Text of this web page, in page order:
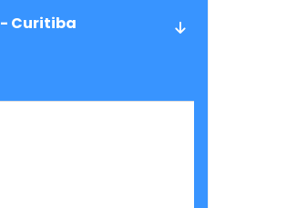
- Curitiba